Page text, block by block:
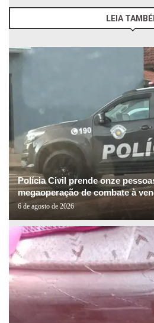
LEIA
Polícia Civil prende onze
megaoperação de combate à
6 de agosto de 2026